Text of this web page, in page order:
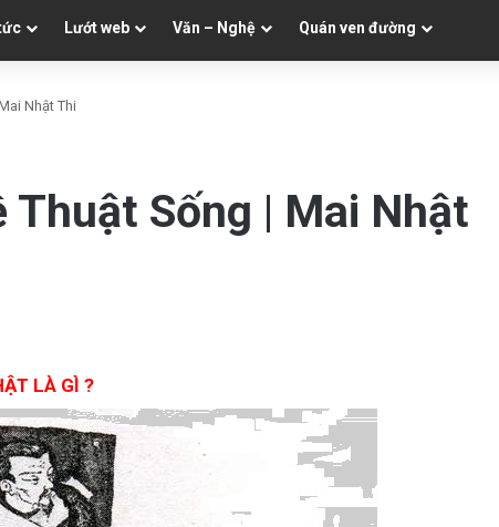
Lướt web Văn – Nghệ Quán ven đường
Nhật Thi
Thuật Sống | Mai Nhật
LÀ GÌ ?